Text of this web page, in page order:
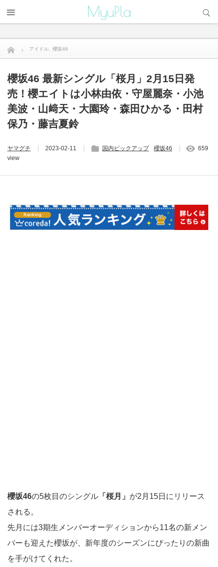
MyuPla
アイドル 櫻坂46
櫻坂46 最新シングル「桜月」2月15日発
売！櫻エイトは小林由依・守屋麗奈・小池
美波・山﨑天・大園玲・森田ひかる・田村
保乃・藤吉夏鈴
ヤマグチ 2023-02-11 国内ピックアップ 櫻坂46
659
view
櫻坂46の5枚目のシングル 「桜月」 が2月15日にリリース
される。
先月には3期生メンバーオーディションから11名の新メン
バーも迎えた櫻坂が、新年度のシーズンにぴったりの新曲
を手がけてくれた。